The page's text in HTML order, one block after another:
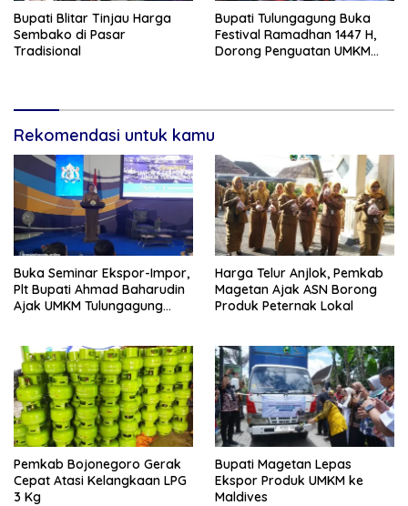
Bupati Blitar Tinjau Harga
Sembako di Pasar
Tradisional
Bupati Tulungagung Buka
Festival Ramadhan 1447 H,
Dorong Penguatan UMKM
Rekomendasi untuk kamu
Buka Seminar Ekspor-Impor,
Plt Bupati Ahmad Baharudin
Ajak UMKM Tulungagung
Harga Telur Anjlok, Pemkab
Magetan Ajak ASN Borong
Produk Peternak Lokal
Pemkab Bojonegoro Gerak
Cepat Atasi Kelangkaan LPG
3 Kg
Bupati Magetan Lepas
Ekspor Produk UMKM ke
Maldives